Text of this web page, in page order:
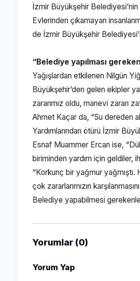
İzmir Büyükşehir
Evlerinden çıkamayan
de İzmir Büyükşehir
“Belediye yapılması
Yağışlardan etkilenen Nilgün
Büyükşehir’den gelen ekipler
zararımız oldu, manevi zararı
Ahmet Kaçar da, “Su dereden
Yardımlarından ötürü İzmir
Esnaf Muammer Ercan ise,
biriminden yardım için geldiler,
“Korkunç bir yağmur
çok zararlarımızın
Belediye yapabilmesi
Yorumlar (0)
Yorum Yap